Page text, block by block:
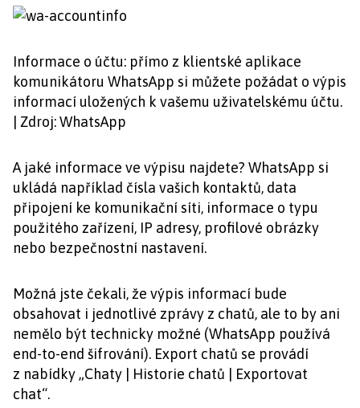
Informace o účtu: přímo z klientské aplikace
komunikátoru WhatsApp si můžete požádat o výpis
informací uložených k vašemu uživatelskému účtu.
| Zdroj: WhatsApp
A jaké informace ve výpisu najdete? WhatsApp si
ukládá například čísla vašich kontaktů, data
připojení ke komunikační síti, informace o typu
použitého zařízení, IP adresy, profilové obrázky
nebo bezpečnostní nastavení.
Možná jste čekali, že výpis informací bude
obsahovat i jednotlivé zprávy z chatů, ale to by ani
nemělo být technicky možné (WhatsApp používá
end-to-end šifrování). Export chatů se provádí
z nabídky „Chaty | Historie chatů | Exportovat
chat“.